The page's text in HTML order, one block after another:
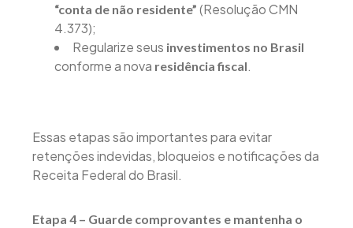
“conta de não residente” (Resolução CMN
4.373);
Regularize seus investimentos no Brasil
conforme a nova residência fiscal.
Essas etapas são importantes para evitar
retenções indevidas, bloqueios e notificações da
Receita Federal do Brasil.
Etapa 4 – Guarde comprovantes e mantenha o